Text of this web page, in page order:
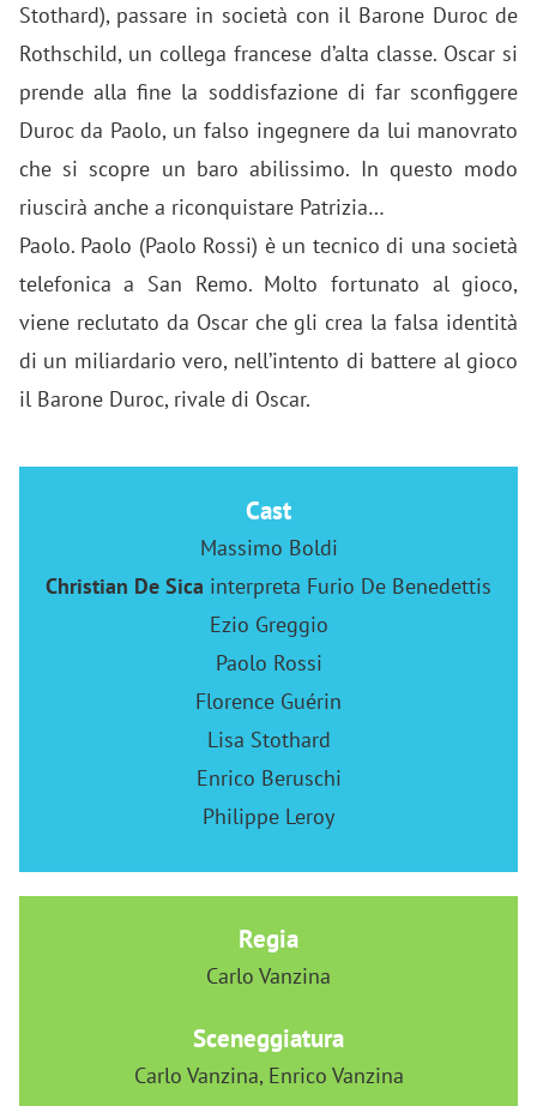
Stothard), passare in società con il Barone Duroc de
Rothschild, un collega francese d’alta classe. Oscar si
prende alla fine la soddisfazione di far sconfiggere
Duroc da Paolo, un falso ingegnere da lui manovrato
che si scopre un baro abilissimo. In questo modo
riuscirà anche a riconquistare Patrizia…
Paolo. Paolo (Paolo Rossi) è un tecnico di una società
telefonica a San Remo. Molto fortunato al gioco,
viene reclutato da Oscar che gli crea la falsa identità
di un miliardario vero, nell’intento di battere al gioco
il Barone Duroc, rivale di Oscar.
Cast
Massimo Boldi
Christian De Sica interpreta Furio De Benedettis
Ezio Greggio
Paolo Rossi
Florence Guérin
Lisa Stothard
Enrico Beruschi
Philippe Leroy
Regia
Carlo Vanzina
Sceneggiatura
Carlo Vanzina, Enrico Vanzina